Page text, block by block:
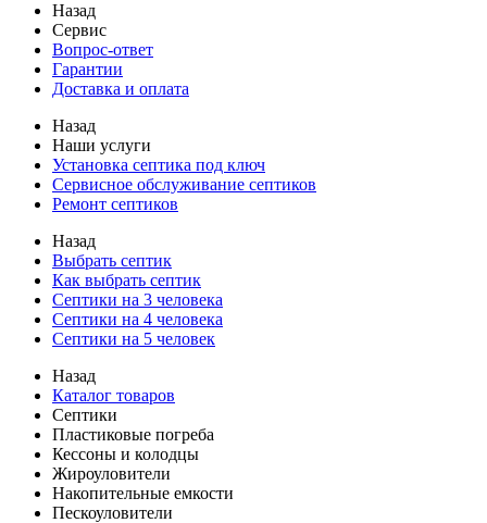
Назад
Сервис
Вопрос-ответ
Гарантии
Доставка и оплата
Назад
Наши услуги
Установка септика под ключ
Сервисное обслуживание септиков
Ремонт септиков
Назад
Выбрать септик
Как выбрать септик
Септики на 3 человека
Септики на 4 человека
Септики на 5 человек
Назад
Каталог товаров
Септики
Пластиковые погреба
Кессоны и колодцы
Жироуловители
Накопительные емкости
Пескоуловители